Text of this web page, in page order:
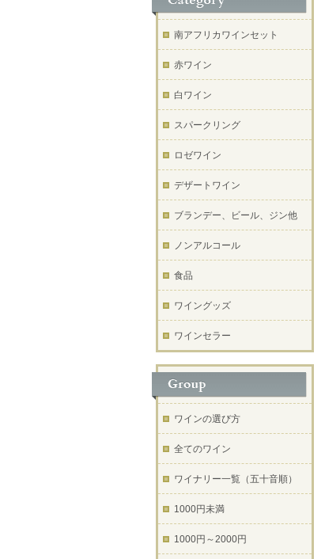
南アフリカワインセット
赤ワイン
白ワイン
スパークリング
ロゼワイン
デザートワイン
ブランデー、ビール、ジン他
ノンアルコール
食品
ワイングッズ
ワインセラー
ワインの選び方
全てのワイン
ワイナリー一覧（五十音順）
1000円未満
1000円～2000円